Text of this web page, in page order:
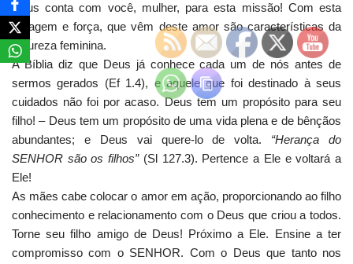
Deus conta com você, mulher, para esta missão! Com esta
coragem e força, que vêm deste amor são características da
natureza feminina.
A Bíblia diz que Deus já conhece cada um de nós antes de
sermos gerados (Ef 1.4), e aquele que foi destinado à seus
cuidados não foi por acaso. Deus tem um propósito para seu
filho! – Deus tem um propósito de uma vida plena e de bênçãos
abundantes; e Deus vai quere-lo de volta. “Herança do
SENHOR são os filhos”(Sl 127.3). Pertence a Ele e voltará a
Ele!
As mães cabe colocar o amor em ação, proporcionando ao filho
conhecimento e relacionamento com o Deus que criou a todos.
Torne seu filho amigo de Deus! Próximo a Ele. Ensine a ter
compromisso com o SENHOR. Com o Deus que tanto nos